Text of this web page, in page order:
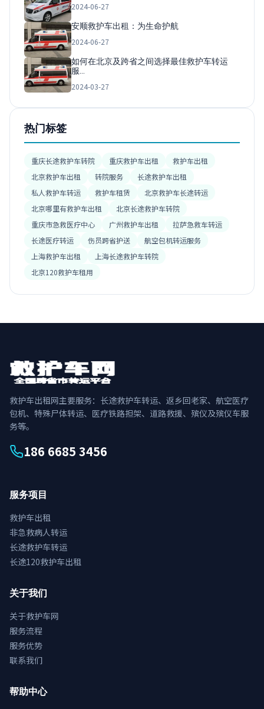
2024-06-27
安顺救护车出租：为生命护航
2024-06-27
如何在北京及跨省之间选择最佳救护车转运
服…
2024-03-27
热门标签
重庆长途救护车转院 重庆救护车出租
救护车出租
北京救护车出租
转院服务
长途救护车出租
私人救护车转运
救护车租赁
北京救护车长途转运
北京哪里有救护车出租
北京长途救护车转院
重庆市急救医疗中心
广州救护车出租
拉萨急救车转运
长途医疗转运
伤员跨省护送
航空包机转运服务
上海救护车出租
上海长途救护车转院
北京120救护车租用
救护车出租网主要服务：长途救护车转运、返乡回老家、航空医疗
包机、特殊尸体转运、医疗铁路担架、道路救援、殡仪及殡仪车服
务等。
186 6685 3456
服务项目
救护车出租
非急救病人转运
长途救护车转运
长途120救护车出租
关于我们
关于救护车网
服务流程
服务优势
联系我们
帮助中心